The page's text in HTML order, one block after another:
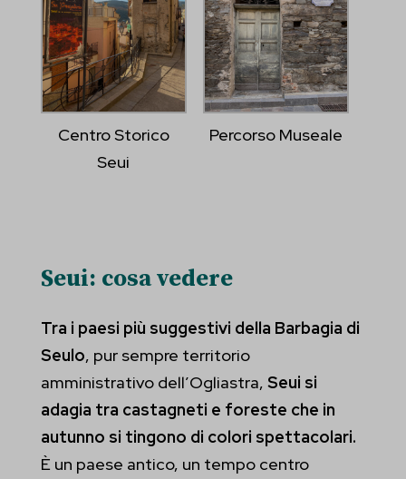
Centro Storico
Seui
Percorso Museale
Seui: cosa vedere
Tra i paesi più suggestivi della Barbagia di
Seulo, pur sempre territorio
amministrativo dell’Ogliastra, Seui si
adagia tra castagneti e foreste che in
autunno si tingono di colori spettacolari.
È un paese antico, un tempo centro